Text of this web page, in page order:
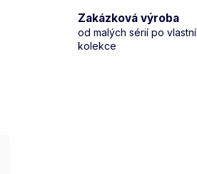
Zakázková výroba
od malých sérií po vlastní
kolekce